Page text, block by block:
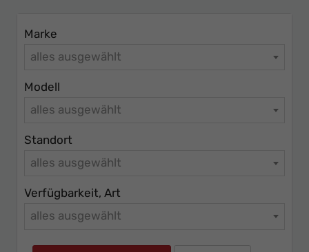
Marke
alles ausgewählt
Modell
alles ausgewählt
Standort
alles ausgewählt
Verfügbarkeit, Art
alles ausgewählt